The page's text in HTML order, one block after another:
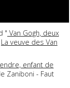
" Van Gogh, deux
La veuve des Van
enfant de
Zaniboni - Faut